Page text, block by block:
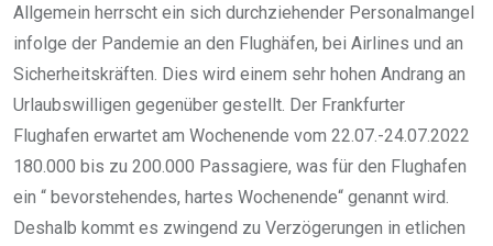
Allgemein herrscht ein sich durchziehender Personalmangel
infolge der Pandemie an den Flughäfen, bei Airlines und an
Sicherheitskräften. Dies wird einem sehr hohen Andrang an
Urlaubswilligen gegenüber gestellt. Der Frankfurter
Flughafen erwartet am Wochenende vom 22.07.-24.07.2022
180.000 bis zu 200.000 Passagiere, was für den Flughafen
ein “ bevorstehendes, hartes Wochenende“ genannt wird.
Deshalb kommt es zwingend zu Verzögerungen in etlichen